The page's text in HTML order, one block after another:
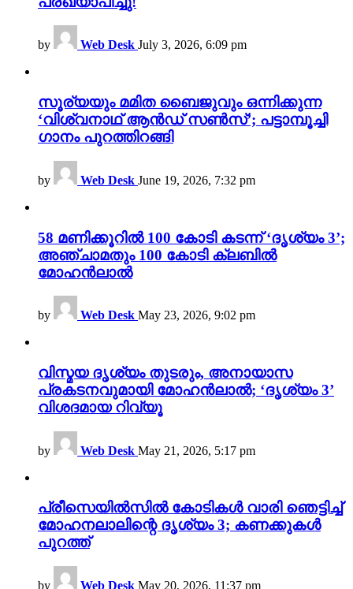
by Web Desk July 3, 2026, 6:09 pm
സൂര്യയും മമിത ബൈജുവും ഒന്നിക്കുന്ന
‘വിശ്വനാഥ് ആൻഡ് സൺസ്’; പട്ടാമ്പൂച്ചി
ഗാനം പുറത്തിറങ്ങി
by Web Desk June 19, 2026, 7:32 pm
58 മണിക്കൂറിൽ 100 കോടി കടന്ന് ‘ദൃശ്യം 3’;
അഞ്ചാമതും 100 കോടി ക്ലബിൽ
മോഹൻലാൽ
by Web Desk May 23, 2026, 9:02 pm
വിസ്മയ ദൃശ്യം തുടരും, അനായാസ
പ്രകടനവുമായി മോഹൻലാൽ; ‘ദൃശ്യം 3’
വിശദമായ റിവ്യൂ
by Web Desk May 21, 2026, 5:17 pm
പ്രീസെയിൽസിൽ കോടികൾ വാരി ഞെട്ടിച്ച്
മോഹനലാലിന്റെ ദൃശ്യം 3; കണക്കുകൾ
പുറത്ത്
by Web Desk May 20, 2026, 11:37 pm